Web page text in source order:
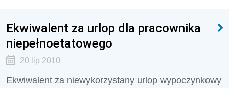
Ekwiwalent za urlop dla pracownika
niepełnoetatowego
20 lip 2010
Ekwiwalent za niewykorzystany urlop wypoczynkowy